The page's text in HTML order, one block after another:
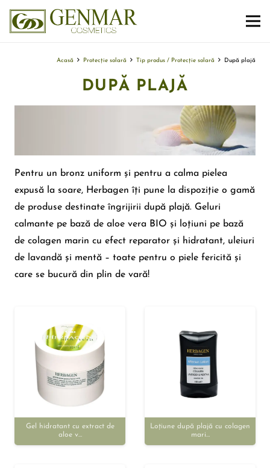
Acasă Protecție solară Tip produs / Protecție solară După plajă
DUPĂ PLAJĂ
Pentru un bronz uniform și pentru a calma pielea
expusă la soare, Herbagen îți pune la dispoziție o gamă
de produse destinate îngrijirii după plajă. Geluri
calmante pe bază de aloe vera BIO și loțiuni pe bază
de colagen marin cu efect reparator și hidratant, uleiuri
de lavandă și mentă – toate pentru o piele fericită și
care se bucură din plin de vară!
Gel hidratant cu extract de
aloe v…
Loțiune după plajă cu colagen
mari…